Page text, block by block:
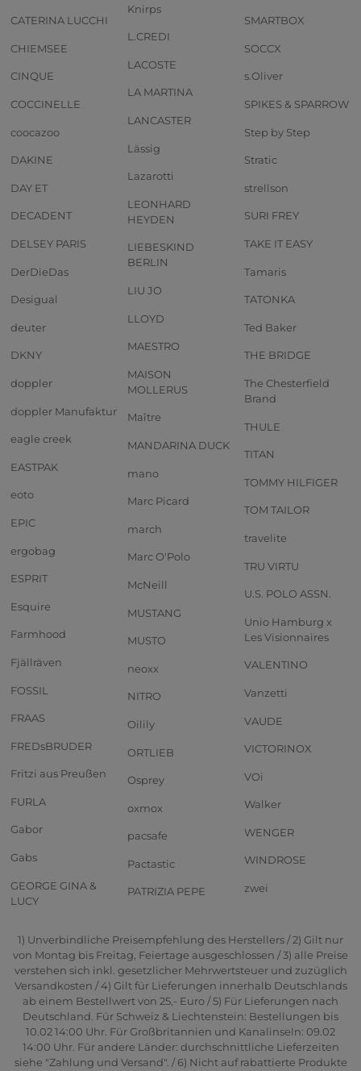
CATERINA LUCCHI
CHIEMSEE
CINQUE
COCCINELLE
coocazoo
DAKINE
DAY ET
DECADENT
DELSEY PARIS
DerDieDas
Desigual
deuter
DKNY
doppler
doppler Manufaktur
eagle creek
EASTPAK
eoto
EPIC
ergobag
ESPRIT
Esquire
Farmhood
Fjällräven
FOSSIL
FRAAS
FREDsBRUDER
Fritzi aus Preußen
FURLA
Gabor
Gabs
GEORGE GINA &
LUCY
Knirps
L.CREDI
LACOSTE
LA MARTINA
LANCASTER
Lässig
Lazarotti
LEONHARD
HEYDEN
LIEBESKIND
BERLIN
LIU JO
LLOYD
MAESTRO
MAISON
MOLLERUS
Maître
MANDARINA DUCK
mano
Marc Picard
march
Marc O'Polo
McNeill
MUSTANG
MUSTO
neoxx
NITRO
Oilily
ORTLIEB
Osprey
oxmox
pacsafe
Pactastic
PATRIZIA PEPE
SMARTBOX
SOCCX
s.Oliver
SPIKES & SPARROW
Step by Step
Stratic
strellson
SURI FREY
TAKE IT EASY
Tamaris
TATONKA
Ted Baker
THE BRIDGE
The Chesterfield
Brand
THULE
TITAN
TOMMY HILFIGER
TOM TAILOR
travelite
TRU VIRTU
U.S. POLO ASSN.
Unio Hamburg x
Les Visionnaires
VALENTINO
Vanzetti
VAUDE
VICTORINOX
VOi
Walker
WENGER
WINDROSE
zwei
1) Unverbindliche Preisempfehlung des Herstellers / 2) Gilt nur
von Montag bis Freitag, Feiertage ausgeschlossen / 3) alle Preise
verstehen sich inkl. gesetzlicher Mehrwertsteuer und zuzüglich
Versandkosten / 4) Gilt für Lieferungen innerhalb Deutschlands
ab einem Bestellwert von 25,- Euro / 5) Für Lieferungen nach
Deutschland. Für Schweiz & Liechtenstein: Bestellungen bis
10.02 14:00 Uhr. Für Großbritannien und Kanalinseln: 09.02
14:00 Uhr. Für andere Länder: durchschnittliche Lieferzeiten
siehe "Zahlung und Versand". / 6) Nicht auf rabattierte Produkte